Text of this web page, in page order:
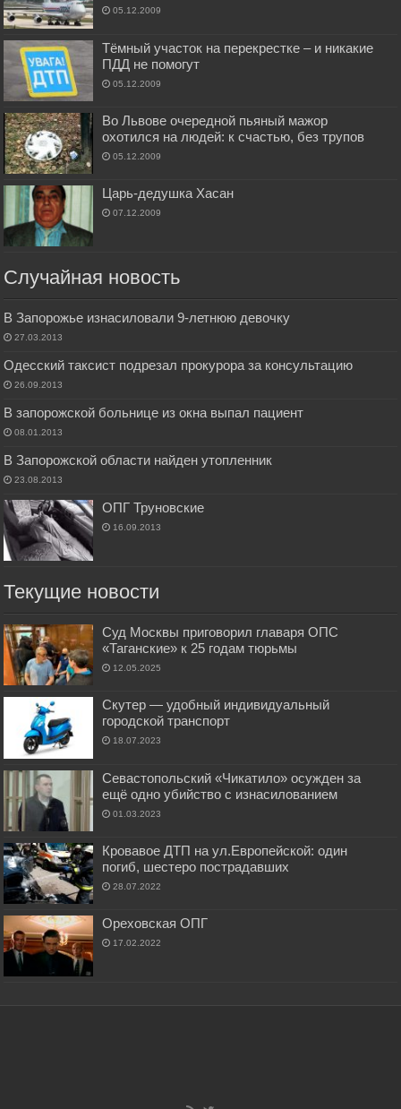
05.12.2009
Тёмный участок на перекрестке – и никакие
ПДД не помогут
05.12.2009
Во Львове очередной пьяный мажор
охотился на людей: к счастью, без трупов
05.12.2009
Царь-дедушка Хасан
07.12.2009
Случайная новость
В Запорожье изнасиловали 9-летнюю девочку
27.03.2013
Одесский таксист подрезал прокурора за консультацию
26.09.2013
В запорожской больнице из окна выпал пациент
08.01.2013
В Запорожской области найден утопленник
23.08.2013
ОПГ Труновские
16.09.2013
Текущие новости
Суд Москвы приговорил главаря ОПС
«Таганские» к 25 годам тюрьмы
12.05.2025
Скутер — удобный индивидуальный
городской транспорт
18.07.2023
Севастопольский «Чикатило» осужден за
ещё одно убийство с изнасилованием
01.03.2023
Кровавое ДТП на ул.Европейской: один
погиб, шестеро пострадавших
28.07.2022
Ореховская ОПГ
17.02.2022